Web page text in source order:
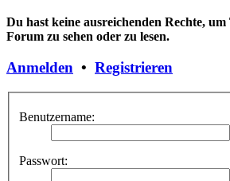
Du hast keine ausreichenden Rechte, um
Forum zu sehen oder zu lesen.
Anmelden • Registrieren
Benutzername:
Passwort: